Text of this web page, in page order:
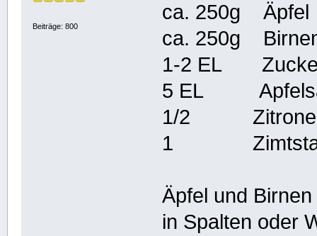
Beiträge: 800
ca. 250g Äpfel
ca. 250g
1-2 EL
5 EL
1/2 Zitrone
1
Äpfel und
in Spalten oder